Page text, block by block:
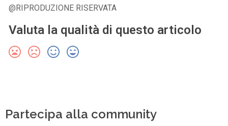
@RIPRODUZIONE RISERVATA
Valuta la qualità di questo articolo
Partecipa alla community